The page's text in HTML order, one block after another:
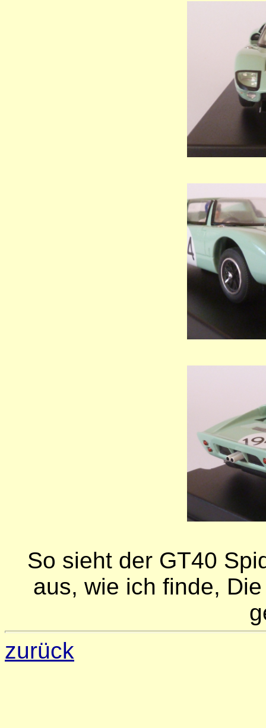
So sieht der GT40
aus, wie ich finde,
zurück